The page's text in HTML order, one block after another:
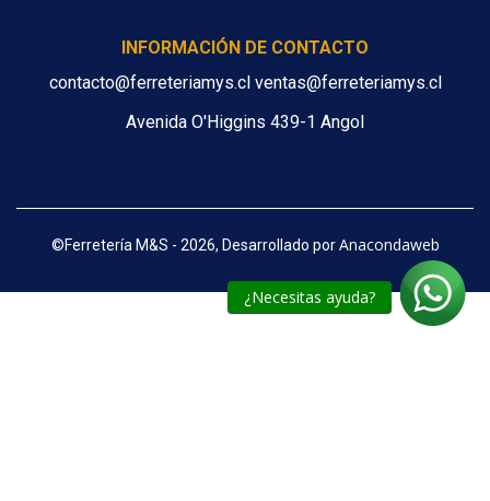
¿Necesitas ayuda?
INFORMACIÓN DE CONTACTO
contacto@ferreteriamys.cl ventas@ferreteriamys.cl
Avenida O'Higgins 439-1 Angol
©Ferretería M&S - 2026, Desarrollado por Anacondaweb